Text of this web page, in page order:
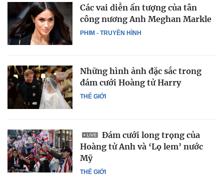
PHIM - TRUYỀN HÌNH
Các vai diễn ấn tượng của tân
công nương Anh Meghan Markle
THẾ GIỚI
Những hình ảnh đặc sắc trong
đám cưới Hoàng tử Harry
THẾ GIỚI
Đám cưới long trọng của
Hoàng tử Anh và ‘Lọ lem’ nước
Mỹ